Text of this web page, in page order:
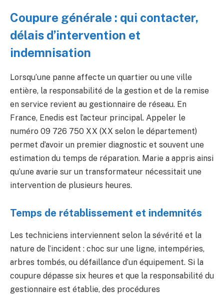
Coupure générale : qui contacter,
délais d’intervention et
indemnisation
Lorsqu’une panne affecte un quartier ou une ville
entière, la responsabilité de la gestion et de la remise
en service revient au gestionnaire de réseau. En
France, Enedis est l’acteur principal. Appeler le
numéro 09 726 750 XX (XX selon le département)
permet d’avoir un premier diagnostic et souvent une
estimation du temps de réparation. Marie a appris ainsi
qu’une avarie sur un transformateur nécessitait une
intervention de plusieurs heures.
Temps de rétablissement et indemnités
Les techniciens interviennent selon la sévérité et la
nature de l’incident : choc sur une ligne, intempéries,
arbres tombés, ou défaillance d’un équipement. Si la
coupure dépasse six heures et que la responsabilité du
gestionnaire est établie, des procédures